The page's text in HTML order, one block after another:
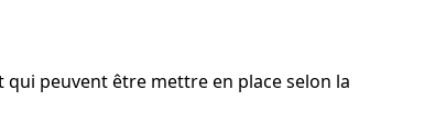
peuvent être mettre en place selon la